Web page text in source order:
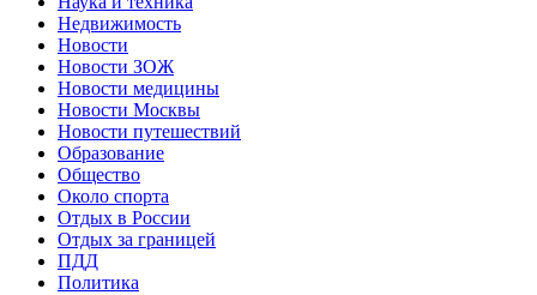
Недвижимость
Новости
Новости ЗОЖ
Новости медицины
Новости Москвы
Новости путешествий
Образование
Общество
Около спорта
Отдых в России
Отдых за границей
ПДД
Политика